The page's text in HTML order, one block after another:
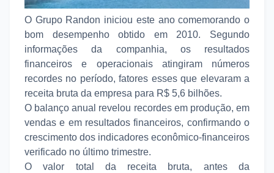
O Grupo Randon iniciou este ano comemorando o
bom desempenho obtido em 2010. Segundo
informações da companhia, os resultados
financeiros e operacionais atingiram números
recordes no período, fatores esses que elevaram a
receita bruta da empresa para R$ 5,6 bilhões.
O balanço anual revelou recordes em produção, em
vendas e em resultados financeiros, confirmando o
crescimento dos indicadores econômico-financeiros
verificado no último trimestre.
O valor total da receita bruta, antes da